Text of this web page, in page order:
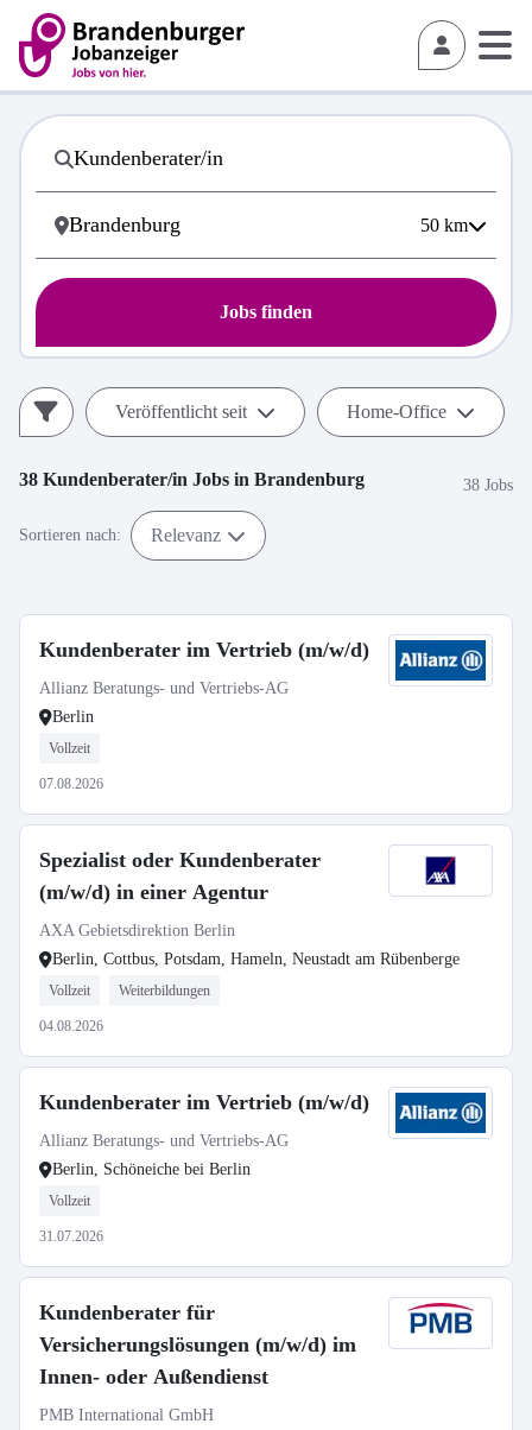
50 km
Jobs finden
Veröffentlicht seit Home-Office
38 Kundenberater/in Jobs in Brandenburg 38 Jobs
Sortieren nach: Relevanz
Kundenberater im Vertrieb (m/w/d)
Allianz Beratungs- und Vertriebs-AG
Berlin
Vollzeit
07.08.2026
Spezialist oder Kundenberater
(m/w/d) in einer Agentur
AXA Gebietsdirektion Berlin
Berlin, Cottbus, Potsdam, Hameln, Neustadt am Rübenberge
Vollzeit Weiterbildungen
04.08.2026
Kundenberater im Vertrieb (m/w/d)
Allianz Beratungs- und Vertriebs-AG
Berlin, Schöneiche bei Berlin
Vollzeit
31.07.2026
Kundenberater für
Versicherungslösungen (m/w/d) im
Innen- oder Außendienst
PMB International GmbH